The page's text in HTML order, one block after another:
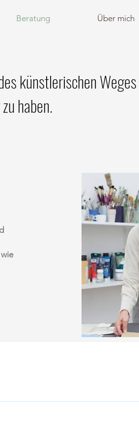
Beratung Über mich
künstlerischen
haben.
meistens der Moment vor,
Man möchte sich für eine
ein Ausstellungsprojekt vor.